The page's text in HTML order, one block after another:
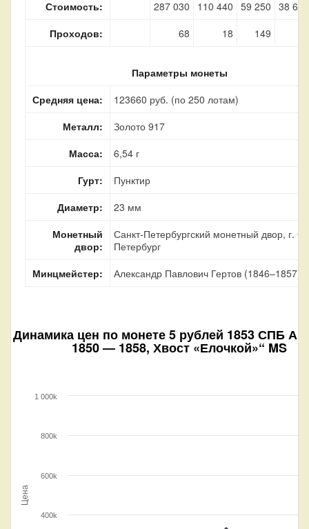
Стоимость: 287 030 110 440 59 250 38 690
Проходов:
68 18 149
Параметры монеты
Средняя цена:
123660 руб. (по 250 лотам)
Металл:
Золото 917
Масса:
6,54 г
Гурт:
Пунктир
Диаметр:
23 мм
Монетный
двор:
Санкт-Петербургский монетный двор, г.
Петербург
Минцмейстер:
Александр Павлович Гертов (1846–1857)
Динамика цен по монете5 рублей 1853 СПБ АГ
1850 — 1858, Хвост «Елочкой»“ MS
Цена
400k
600k
800k
1 000k